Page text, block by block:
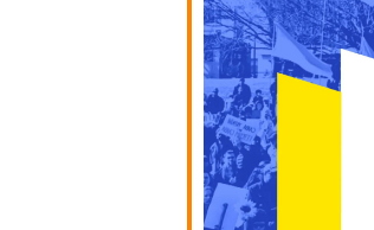
Office 365